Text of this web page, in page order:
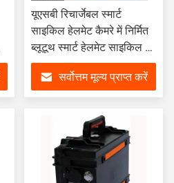
यूएसबी रिचार्जेबल स्मार्ट
साइकिल हेलमेट कैमरे में निर्मित
ब्लूटूथ स्मार्ट हेलमेट साइकिल के
लिए
सर्वोत्तम मूल्य प्राप्त करें